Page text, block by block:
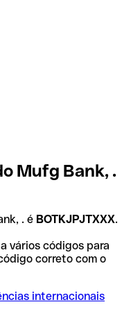
Mufg Bank, .
. é BOTKJPJTXXX.
vários códigos para
correto com o
internacionais